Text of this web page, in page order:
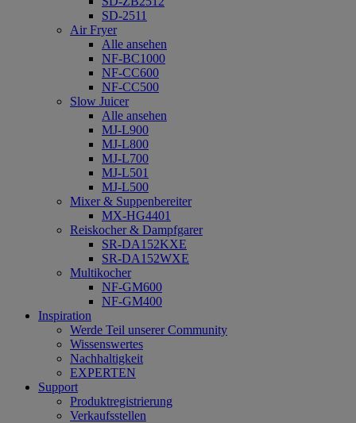
SD-2511
Air Fryer
Alle ansehen
NF-BC1000
NF-CC600
NF-CC500
Slow Juicer
Alle ansehen
MJ-L900
MJ-L800
MJ-L700
MJ-L501
MJ-L500
Mixer & Suppenbereiter
MX-HG4401
Reiskocher & Dampfgarer
SR-DA152KXE
SR-DA152WXE
Multikocher
NF-GM600
NF-GM400
Inspiration
Werde Teil unserer Community
Wissenswertes
Nachhaltigkeit
EXPERTEN
Support
Produktregistrierung
Verkaufsstellen